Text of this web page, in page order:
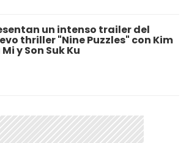
un intenso trailer del
thriller "Nine Puzzles" con Kim
Mi y Son Suk Ku